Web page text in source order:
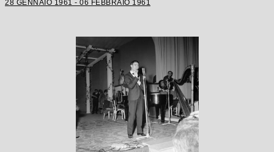
28 GENNAIO 1961 - 06 FEBBRAIO 1961